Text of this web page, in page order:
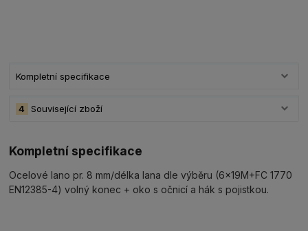
Kompletní specifikace
Související zboží
4
Kompletní specifikace
Ocelové lano pr. 8 mm/délka lana dle výběru (6x19M+FC 1770
EN12385-4) volný konec + oko s očnicí a hák s pojistkou.